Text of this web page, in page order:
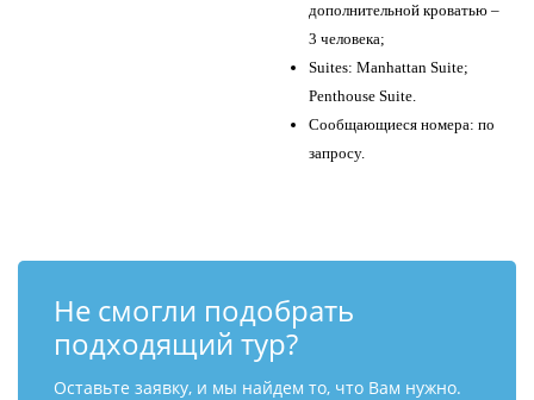
дополнительной кроватью –
3 человека;
Suites: Manhattan Suite;
Penthouse Suite.
Сообщающиеся номера: по
запросу.
Не смогли подобрать
подходящий тур?
Оставьте заявку, и мы найдем то, что Вам нужно.